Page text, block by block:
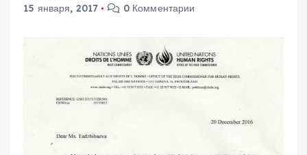
15 января, 2017
0 Комментарии